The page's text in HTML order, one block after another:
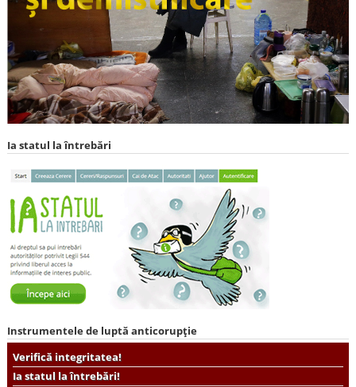
Ia statul la întrebări
Instrumentele de luptă anticorupție
Verifică integritatea!
Ia statul la întrebări!